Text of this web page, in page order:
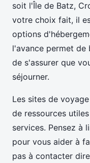
soit l'Île de Batz,
votre choix fait, il
options
l'avance permet de
de s'assurer que
séjourner.
Les sites de
de ressources
services. Pensez à
pour vous aider à
pas à contacter